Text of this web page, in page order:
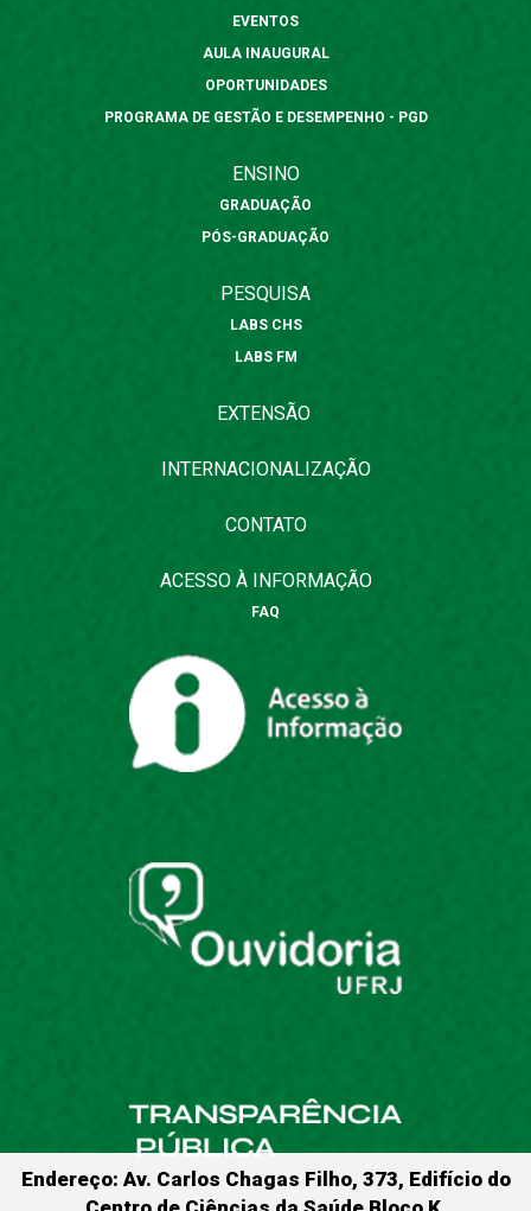
EVENTOS
AULA INAUGURAL
OPORTUNIDADES
PROGRAMA DE GESTÃO E DESEMPENHO - PGD
ENSINO
GRADUAÇÃO
PÓS-GRADUAÇÃO
PESQUISA
LABS CHS
LABS FM
EXTENSÃO
INTERNACIONALIZAÇÃO
CONTATO
ACESSO À INFORMAÇÃO
FAQ
Endereço: Av. Carlos Chagas Filho, 373, Edifício do